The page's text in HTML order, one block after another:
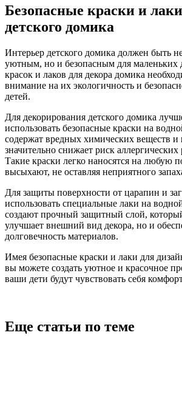
Безопасные краски и
детского домика
Интерьер детского домика должен быть
уютным, но и безопасным для маленьких
красок и лаков для декора домика
внимание на их экологичность и
детей.
Для декорирования детского домика
использовать безопасные краски на
содержат вредных химических веществ и
значительно снижает риск аллергических
Такие краски легко наносятся на любую
высыхают, не оставляя неприятного
Для защиты поверхности от царапин и
использовать специальные лаки на
создают прочный защитный слой,
улучшает внешний вид декора, но и
долговечность материалов.
Имея безопасные краски и лаки для
вы можете создать уютное и красочное
ваши дети будут чувствовать себя
Еще статьи по теме